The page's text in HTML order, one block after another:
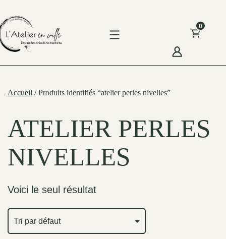
to
content
0
Accueil / Produits identifiés “atelier perles nivelles”
ATELIER PERLES
NIVELLES
Voici le seul résultat